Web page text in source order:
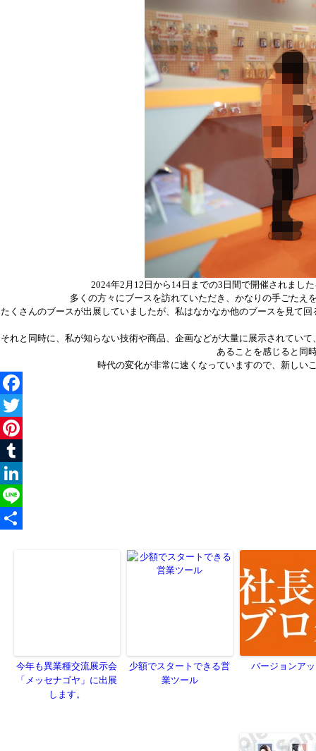
2024年2月12日から14日までの3日間で開催されまし
多くの方々にブースを訪れていただき、かなりの手ごた
たくさんのブースが出展していましたが、私はなかなか他のブースを見て
それと同時に、私が知らない技術や商品、企画などが大量に展示されてい
あることを感じると同
時代の変化が非常に速くなっていますので、新しい
今年も異業種交流展示会
「メッセナゴヤ」に出展
します。
少額でスタートできる営
業ツール
バージョンア